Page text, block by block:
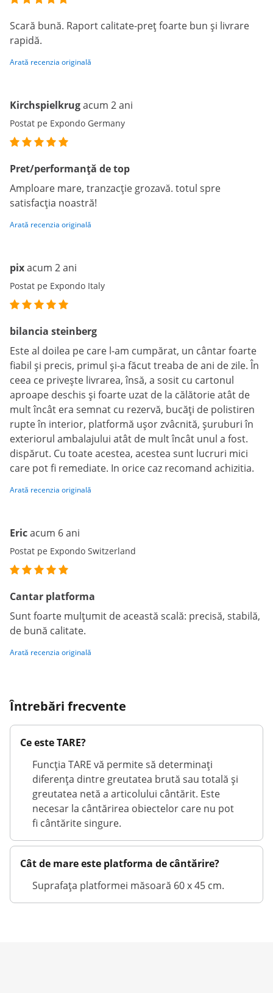
Scară bună. Raport calitate-preț foarte bun și livrare
rapidă.
Arată recenzia originală
Kirchspielkrugacum 2 ani
Postat pe Expondo Germany
Pret/performanță de top
Amploare mare, tranzacție grozavă. totul spre
satisfacția noastră!
Arată recenzia originală
pixacum 2 ani
Postat pe Expondo Italy
bilancia steinberg
Este al doilea pe care l-am cumpărat, un cântar foarte
fiabil și precis, primul și-a făcut treaba de ani de zile. În
ceea ce privește livrarea, însă, a sosit cu cartonul
aproape deschis și foarte uzat de la călătorie atât de
mult încât era semnat cu rezervă, bucăți de polistiren
rupte în interior, platformă ușor zvâcnită, șuruburi în
exteriorul ambalajului atât de mult încât unul a fost.
dispărut. Cu toate acestea, acestea sunt lucruri mici
care pot fi remediate. In orice caz recomand achizitia.
Arată recenzia originală
Ericacum 6 ani
Postat pe Expondo Switzerland
Cantar platforma
Sunt foarte mulțumit de această scală: precisă, stabilă,
de bună calitate.
Arată recenzia originală
Întrebări frecvente
Ce este TARE?
Funcția TARE vă permite să determinați
diferența dintre greutatea brută sau totală și
greutatea netă a articolului cântărit. Este
necesar la cântărirea obiectelor care nu pot
fi cântărite singure.
Cât de mare este platforma de cântărire?
Suprafața platformei măsoară 60 x 45 cm.